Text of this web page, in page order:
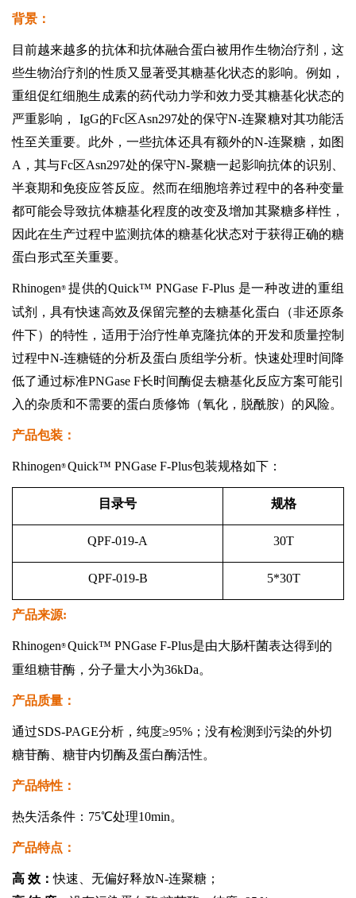
背景：
目前越来越多的抗体和抗体融合蛋白被用作生物治疗剂，这
些生物治疗剂的性质又显著受其糖基化状态的影响。例如，
重组促红细胞生成素的药代动力学和效力受其糖基化状态的
严重影响， IgG的Fc区Asn297处的保守N-连聚糖对其功能活
性至关重要。此外，一些抗体还具有额外的N-连聚糖，如图
A，其与Fc区Asn297处的保守N-聚糖一起影响抗体的识别、
半衰期和免疫应答反应。然而在细胞培养过程中的各种变量
都可能会导致抗体糖基化程度的改变及增加其聚糖多样性，
因此在生产过程中监测抗体的糖基化状态对于获得正确的糖
蛋白形式至关重要。
Rhinogen® 提供的Quick™ PNGase F-Plus 是一种改进的重组
试剂，具有快速高效及保留完整的去糖基化蛋白（非还原条
件下）的特性，适用于治疗性单克隆抗体的开发和质量控制
过程中N-连糖链的分析及蛋白质组学分析。快速处理时间降
低了通过标准PNGase F长时间酶促去糖基化反应方案可能引
入的杂质和不需要的蛋白质修饰（氧化，脱酰胺）的风险。
产品包装：
Rhinogen® Quick™ PNGase F-Plus包装规格如下：
目录号 规格
QPF-019-A 30T
QPF-019-B 5*30T
产品来源:
Rhinogen® Quick™ PNGase F-Plus是由大肠杆菌表达得到的
重组糖苷酶，分子量大小为36kDa。
产品质量：
通过SDS-PAGE分析，纯度≥95%；没有检测到污染的外切
糖苷酶、糖苷内切酶及蛋白酶活性。
产品特性：
热失活条件：75℃处理10min。
产品特点：
高 效：快速、无偏好释放N-连聚糖；